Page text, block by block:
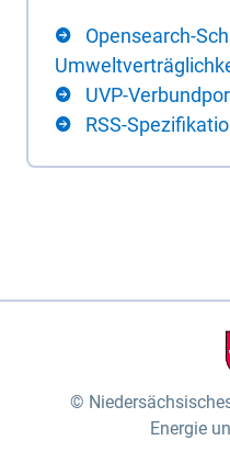
Opensearch-
UVP-
RSS-
Energie